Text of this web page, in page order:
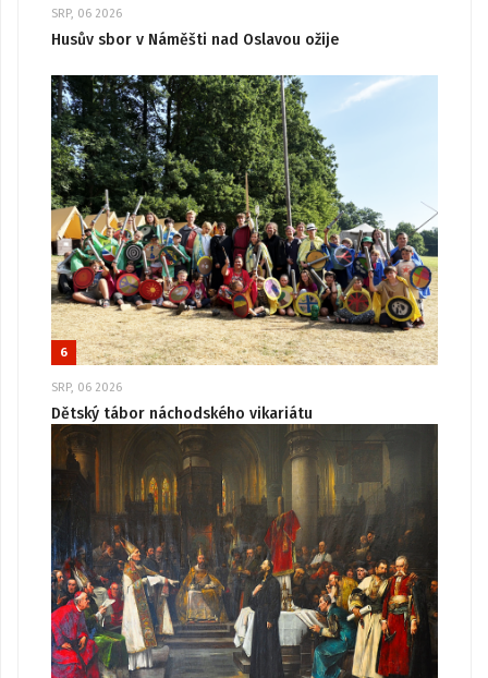
SRP, 06 2026
Husův sbor v Náměšti nad Oslavou ožije
6
SRP, 06 2026
Dětský tábor náchodského vikariátu